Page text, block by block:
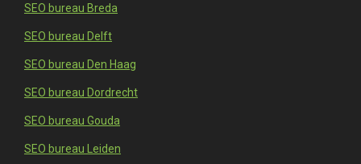
SEO bureau Breda
SEO bureau Delft
SEO bureau Den Haag
SEO bureau Dordrecht
SEO bureau Gouda
SEO bureau Leiden